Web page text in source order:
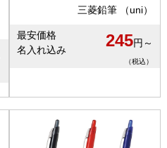
三菱鉛筆 （uni）
最安価格
名入れ込み
245円～
（税込）